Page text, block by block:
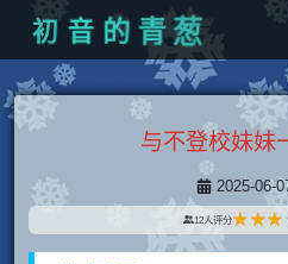
初 音 的 青 葱
与不登校妹妹
2025-06-
12 人评分